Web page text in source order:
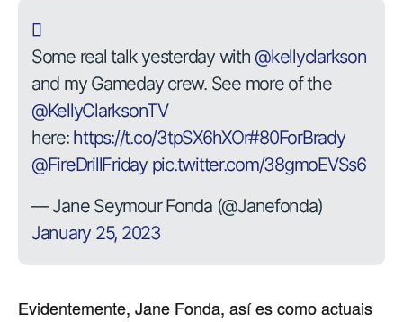
Some real talk yesterday with @kellyclarkson
and my Gameday crew. See more of the
@KellyClarksonTV
here: https://t.co/3tpSX6hXOr#80ForBrady
@FireDrillFriday pic.twitter.com/38gmoEVSs6
— Jane Seymour Fonda (@Janefonda)
January 25, 2023
Evidentemente, Jane Fonda, así es como actuais